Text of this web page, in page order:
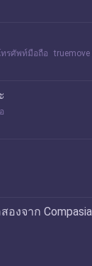
ทรศัพท์มือถือ
truemove
งจาก